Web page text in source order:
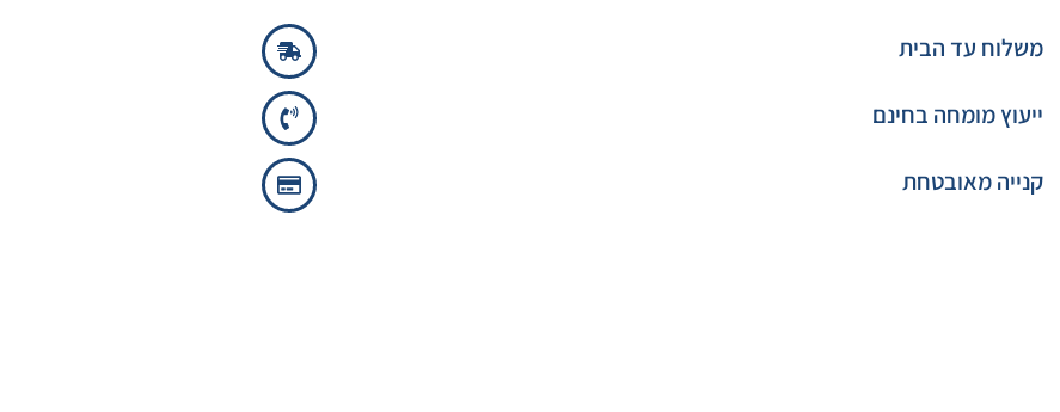
משלוח עד הבית
ייעוץ מומחה בחינם
קנייה מאובטחת